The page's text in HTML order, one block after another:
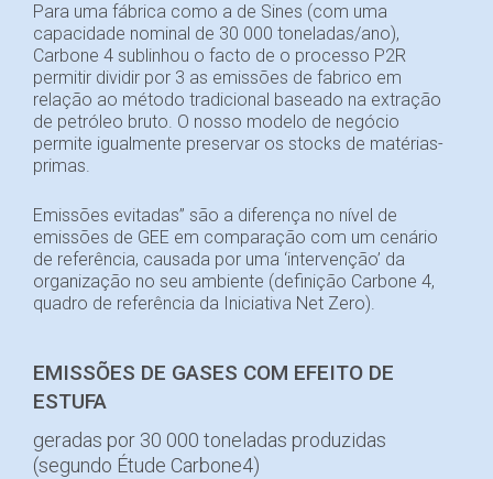
Para uma fábrica como a de Sines (com uma
capacidade nominal de 30 000 toneladas/ano),
Carbone 4 sublinhou o facto de o processo P2R
permitir dividir por 3 as emissões de fabrico em
relação ao método tradicional baseado na extração
de petróleo bruto. O nosso modelo de negócio
permite igualmente preservar os stocks de matérias-
primas.
Emissões evitadas” são a diferença no nível de
emissões de GEE em comparação com um cenário
de referência, causada por uma ‘intervenção’ da
organização no seu ambiente (definição Carbone 4,
quadro de referência da Iniciativa Net Zero).
EMISSÕES DE GASES COM EFEITO DE
ESTUFA
geradas por 30 000 toneladas produzidas
(segundo Étude Carbone4)